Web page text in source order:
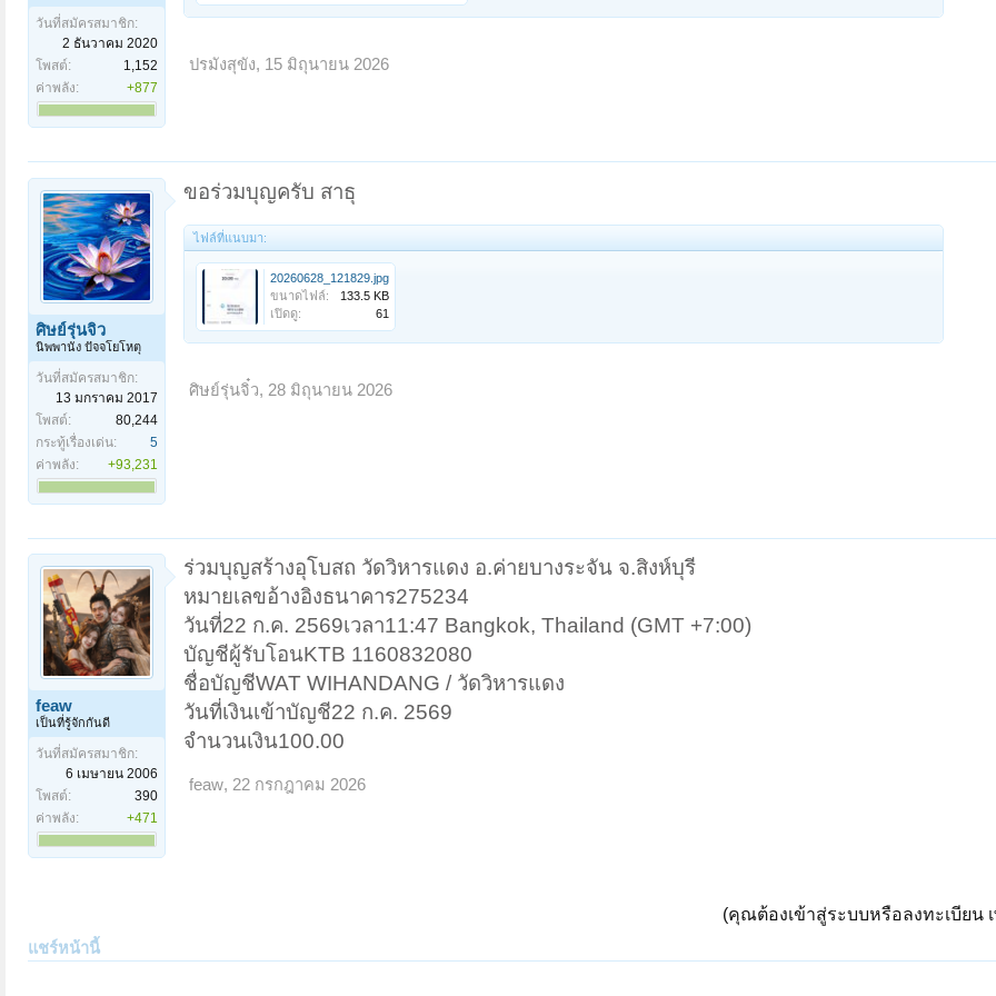
วันที่สมัครสมาชิก:
2 ธันวาคม 2020
โพสต์:
1,152
ค่าพลัง:
+877
ปรมังสุขัง, 15 มิถุนายน 2026
ศิษย์รุ่นจิ๋ว
นิพพานัง ปัจจโยโหตุ
วันที่สมัครสมาชิก:
13 มกราคม 2017
โพสต์:
80,244
กระทู้เรื่องเด่น:
5
ค่าพลัง:
+93,231
ขอร่วมบุญครับ สาธุ
ไฟล์ที่แนบมา:
20260628_121829.jpg
ขนาดไฟล์:
133.5 KB
เปิดดู:
61
ศิษย์รุ่นจิ๋ว, 28 มิถุนายน 2026
feaw
เป็นที่รู้จักกันดี
วันที่สมัครสมาชิก:
6 เมษายน 2006
โพสต์:
390
ค่าพลัง:
+471
ร่วมบุญสร้างอุโบสถ วัดวิหารแดง อ.ค่ายบางระจัน จ.สิงห์บุรี
หมายเลขอ้างอิงธนาคาร275234
วันที่22 ก.ค. 2569เวลา11:47 Bangkok, Thailand (GMT +7:00)
บัญชีผู้รับโอนKTB 1160832080
ชื่อบัญชีWAT WIHANDANG / วัดวิหารแดง
วันที่เงินเข้าบัญชี22 ก.ค. 2569
จำนวนเงิน100.00
feaw, 22 กรกฎาคม 2026
(คุณต้องเข้าสู่ระบบหรือลงทะเบียน
แชร์หน้านี้